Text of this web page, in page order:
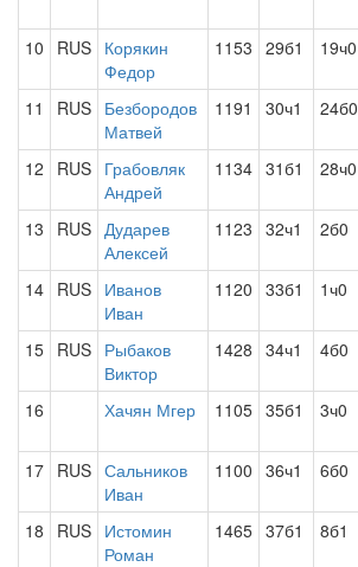
10 RUS Корякин
Федор
1153 29б1 19ч0
11 RUS Безбородов
Матвей
1191 30ч1 24б0
12 RUS Грабовляк
Андрей
1134 31б1 28ч0
13 RUS Дударев
Алексей
1123 32ч1 2б0
14 RUS Иванов
Иван
1120 33б1 1ч0
15 RUS Рыбаков
Виктор
1428 34ч1 4б0
16 Хачян Мгер 1105 35б1 3ч0
17 RUS Сальников
Иван
1100 36ч1 6б0
18 RUS Истомин
Роман
1465 37б1 8б1